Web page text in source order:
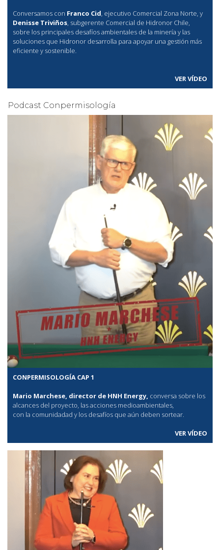
Conversamos con Franco Cid, ejecutivo Comercial Zona Norte, y
Denisse Triviños, subgerente Comercial de Hidronor Chile,
sobre los principales desafíos ambientales de la minería y las
soluciones que Hidronor desarrolla para apoyar una gestión más
eficiente y sostenible.
VER VÍDEO
Podcast Conpermisología
CONPERMISOLOGÍA CAP 1
Mario Marchese, director de HNH Energy, conversa sobre los
alcances del proyecto, las acciones medioambientales,
con la comunidadad y los desafíos que aún deben sortear.
VER VÍDEO